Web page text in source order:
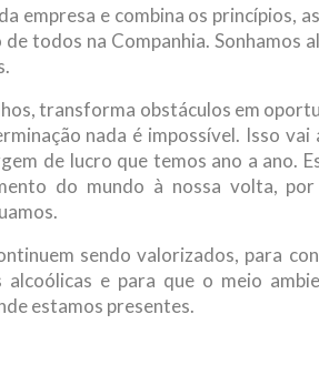
empresa e combina os princípios,
todos na Companhia. Sonhamos
transforma obstáculos em
nada é impossível. Isso
de lucro que temos ano a ano.
do mundo à nossa volta, por
sendo valorizados, para
e para que o meio
estamos presentes.